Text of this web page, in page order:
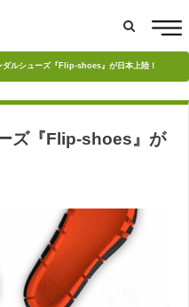
ダルシューズ『Flip-shoes』が日本上陸！
ズ『Flip-shoes』が